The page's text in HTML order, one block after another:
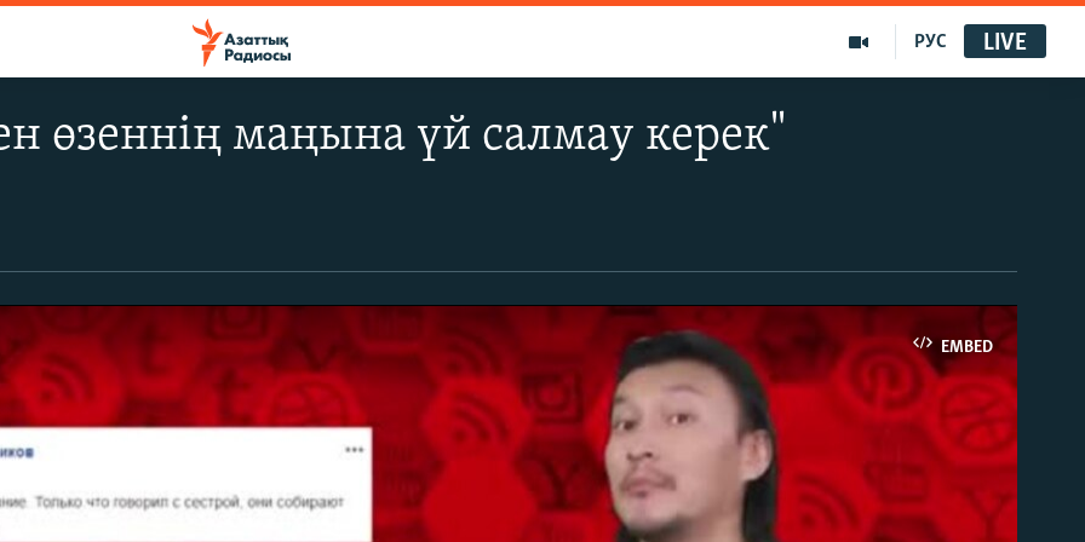
РУС LIVE
өзеннің маңына үй салмау керек"
EMBED